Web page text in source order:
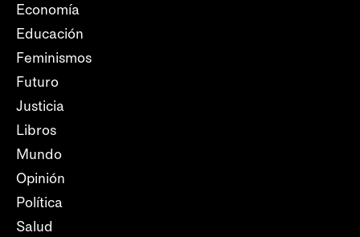
Economía
Educación
Feminismos
Futuro
Justicia
Libros
Mundo
Opinión
Política
Salud